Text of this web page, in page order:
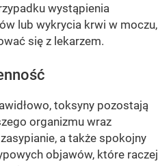
wystąpienia
lub wykrycia krwi w moczu,
się z lekarzem.
toksyny pozostają
organizmu wraz
a także spokojny
objawów, które raczej